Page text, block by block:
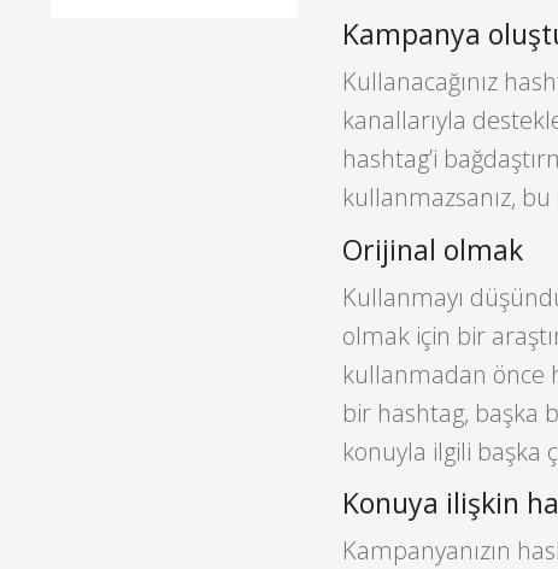
Kampanya
Kullanacağınız
kanallarıyla
hashtag’i
kullanmazsanız, bu
Orijinal olmak
Kullanmayı
olmak için bir
kullanmadan önce
bir hashtag, başka
konuyla ilgili başka
Konuya ilişkin
Kampanyanızın